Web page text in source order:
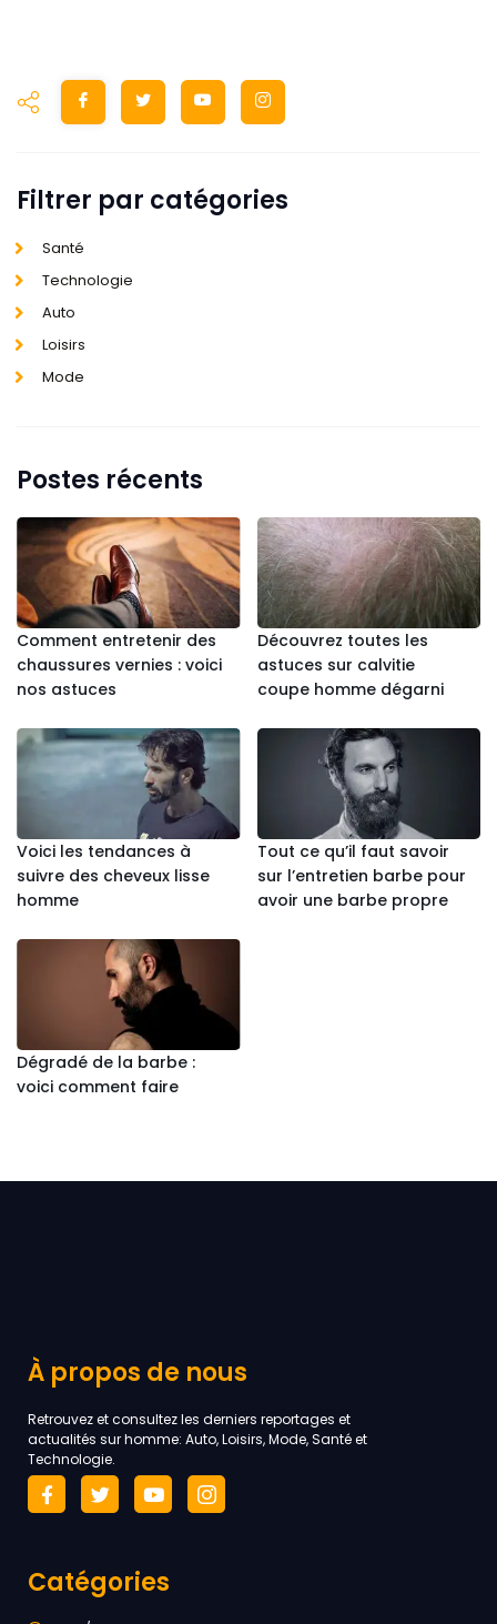
Filtrer par catégories
Santé
Technologie
Auto
Loisirs
Mode
Postes récents
Comment entretenir des
chaussures vernies : voici
nos astuces
Découvrez toutes les
astuces sur calvitie
coupe homme dégarni
Voici les tendances à
suivre des cheveux lisse
homme
Tout ce qu’il faut savoir
sur l’entretien barbe pour
avoir une barbe propre
Dégradé de la barbe :
voici comment faire
À propos de nous
Retrouvez et consultez les derniers reportages et
actualités sur homme: Auto, Loisirs, Mode, Santé et
Technologie.
Catégories